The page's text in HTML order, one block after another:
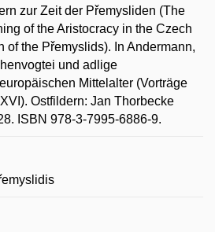
zur Zeit der Přemysliden (The
of the Aristocracy in the Czech
of the Přemyslids). In Andermann,
und adlige
Mittelalter (Vorträge
Ostfildern: Jan Thorbecke
ISBN 978-3-7995-6886-9.